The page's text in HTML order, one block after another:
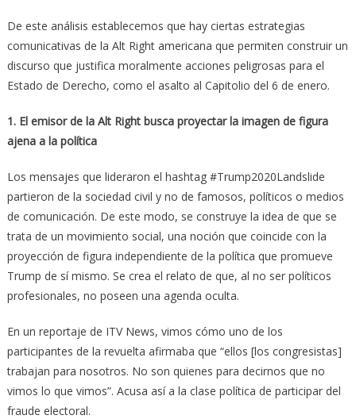
De este análisis establecemos que hay ciertas estrategias
comunicativas de la Alt Right americana que permiten construir un
discurso que justifica moralmente acciones peligrosas para el
Estado de Derecho, como el asalto al Capitolio del 6 de enero.
1. El emisor de la Alt Right busca proyectar la imagen de figura
ajena a la política
Los mensajes que lideraron el hashtag #Trump2020Landslide
partieron de la sociedad civil y no de famosos, políticos o medios
de comunicación. De este modo, se construye la idea de que se
trata de un movimiento social, una noción que coincide con la
proyección de figura independiente de la política que promueve
Trump de sí mismo. Se crea el relato de que, al no ser políticos
profesionales, no poseen una agenda oculta.
En un reportaje de ITV News, vimos cómo uno de los
participantes de la revuelta afirmaba que “ellos [los congresistas]
trabajan para nosotros. No son quienes para decirnos que no
vimos lo que vimos”. Acusa así a la clase política de participar del
fraude electoral.